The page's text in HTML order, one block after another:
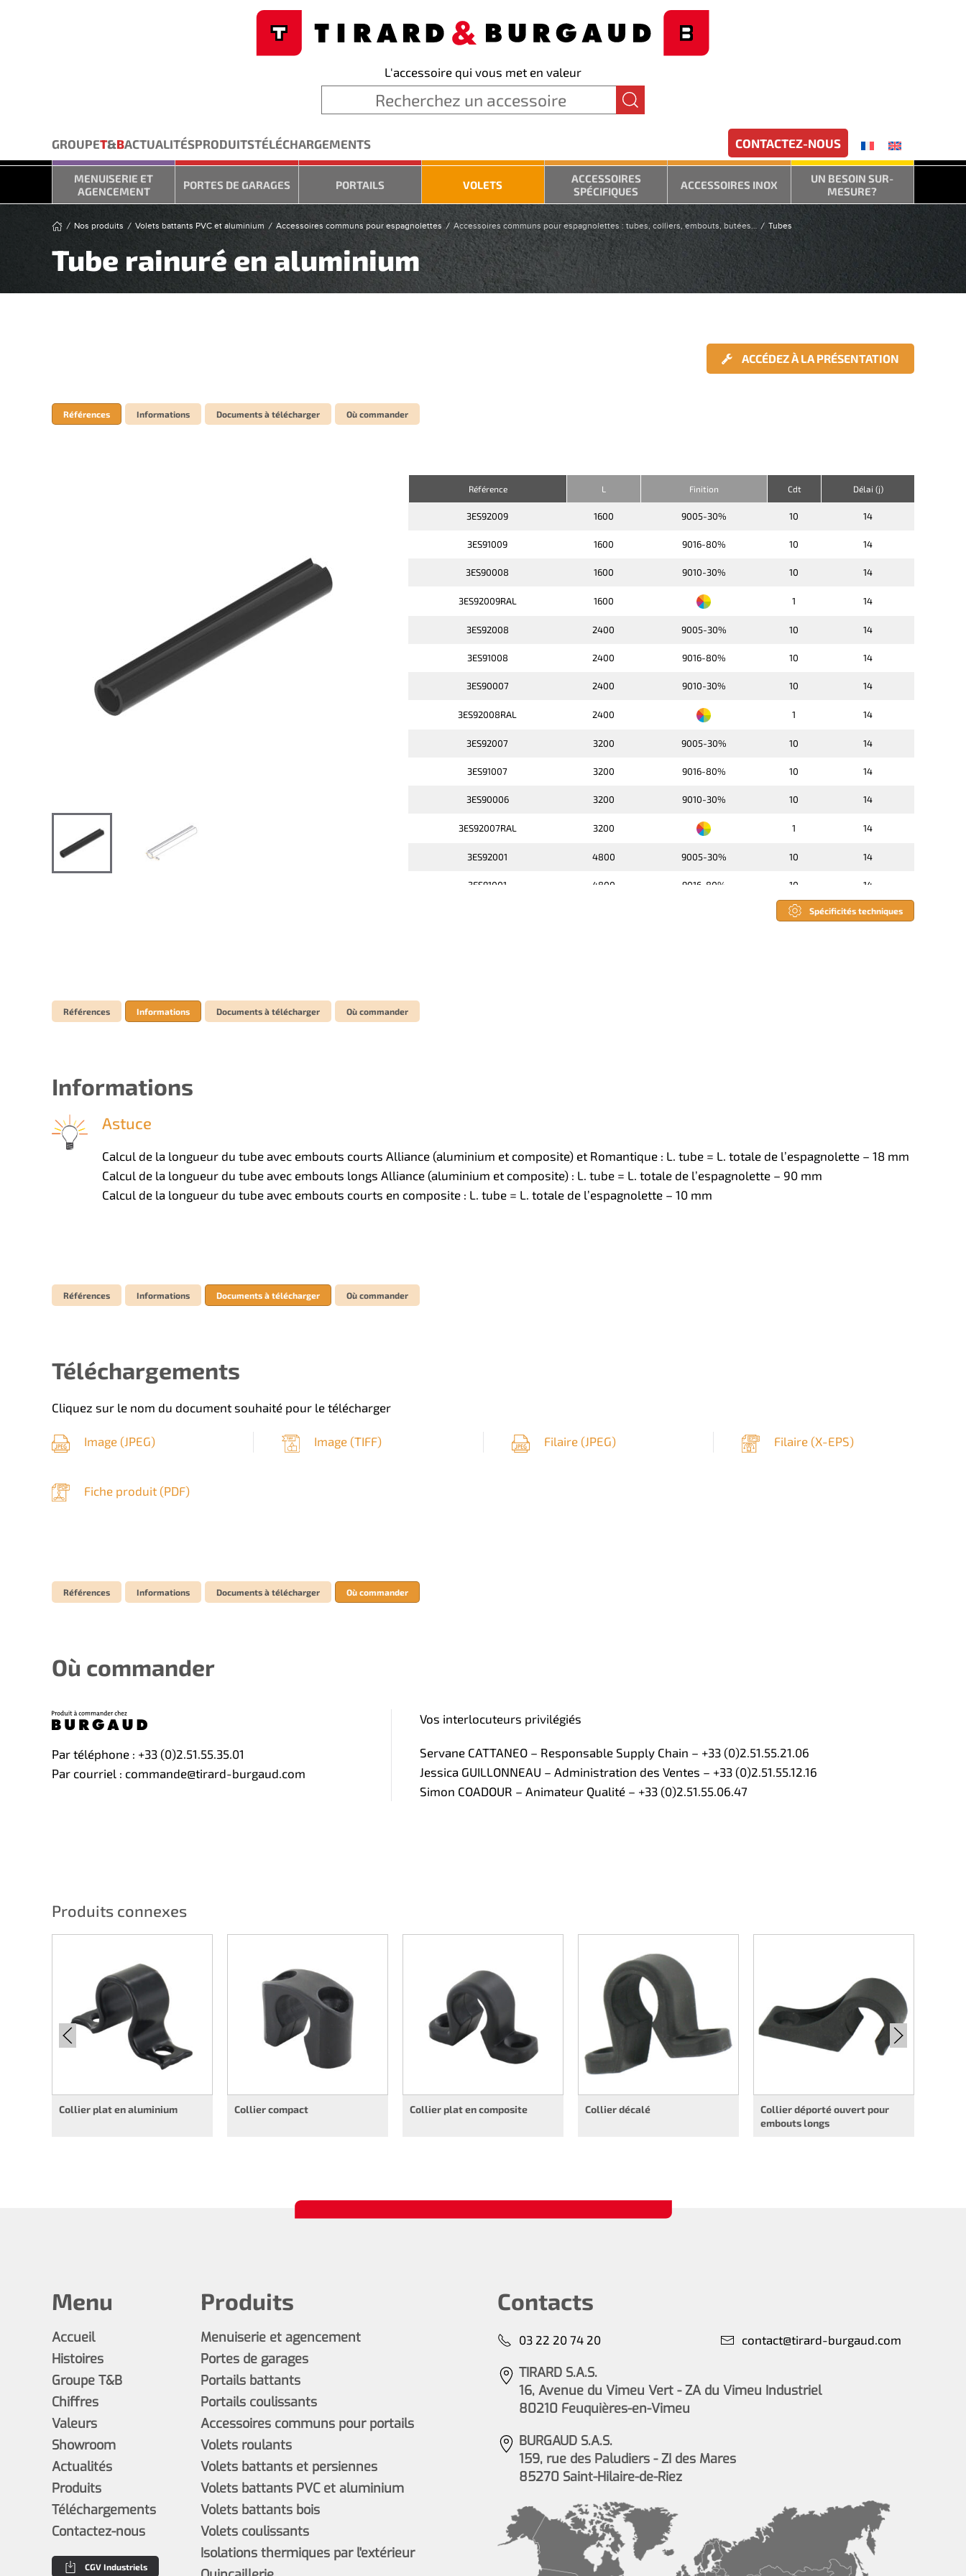
L'accessoire qui vous met en valeur
GROUPET&BACTUALITÉSPRODUITSTÉLÉCHARGEMENTS CONTACTEZ-NOUS
MENUISERIE ET
AGENCEMENT
PORTES DE GARAGES PORTAILS VOLETS
ACCESSOIRES
SPÉCIFIQUES
ACCESSOIRES INOX
UN BESOIN SUR-
MESURE?
Nos produits Volets battants PVC et aluminium Accessoires communs pour espagnolettes Accessoires communs pour espagnolettes : tubes, colliers, embouts, butées… Tubes
Tube rainuré en aluminium
ACCÉDEZ À LA PRÉSENTATION
Références Informations Documents à télécharger Où commander
Référence L Finition Cdt Délai (j)
3ES92009 1600 9005-30% 10 14
3ES91009 1600 9016-80% 10 14
3ES90008 1600 9010-30% 10 14
3ES92009RAL 1600 1 14
3ES92008 2400 9005-30% 10 14
3ES91008 2400 9016-80% 10 14
3ES90007 2400 9010-30% 10 14
3ES92008RAL 2400 1 14
3ES92007 3200 9005-30% 10 14
3ES91007 3200 9016-80% 10 14
3ES90006 3200 9010-30% 10 14
3ES92007RAL 3200 1 14
3ES92001 4800 9005-30% 10 14
3ES91001 4800 9016-80% 10 14
10 14
Spécificités techniques
Références Informations Documents à télécharger Où commander
Informations
Astuce
Calcul de la longueur du tube avec embouts courts Alliance (aluminium et composite) et Romantique : L. tube = L. totale de l’espagnolette – 18 mm
Calcul de la longueur du tube avec embouts longs Alliance (aluminium et composite) : L. tube = L. totale de l’espagnolette – 90 mm
Calcul de la longueur du tube avec embouts courts en composite : L. tube = L. totale de l’espagnolette – 10 mm
Références Informations Documents à télécharger Où commander
Téléchargements
Cliquez sur le nom du document souhaité pour le télécharger
Image (JPEG) Image (TIFF) Filaire (JPEG) Filaire (X-EPS)
Fiche produit (PDF)
Références Informations Documents à télécharger Où commander
Où commander
Par téléphone : +33 (0)2.51.55.35.01
Par courriel : commande@tirard-burgaud.com
Vos interlocuteurs privilégiés
Servane CATTANEO – Responsable Supply Chain – +33 (0)2.51.55.21.06
Jessica GUILLONNEAU – Administration des Ventes – +33 (0)2.51.55.12.16
Simon COADOUR – Animateur Qualité – +33 (0)2.51.55.06.47
Produits connexes
Collier plat en aluminium Collier compact Collier plat en composite Collier décalé
Collier déporté ouvert pour
embouts longs
Produits
Menuiserie et agencement
Portes de garages
Portails battants
Portails coulissants
Accessoires communs pour portails
Volets roulants
Volets battants et persiennes
Volets battants PVC et aluminium
Volets battants bois
Volets coulissants
Isolations thermiques par l'extérieur
Menu
Accueil
Histoires
Groupe T&B
Chiffres
Valeurs
Showroom
Actualités
Produits
Téléchargements
Contactez-nous
CGV Industriels
Contacts
03 22 20 74 20 contact@tirard-burgaud.com
TIRARD S.A.S.
16, Avenue du Vimeu Vert - ZA du Vimeu Industriel
80210 Feuquières-en-Vimeu
BURGAUD S.A.S.
159, rue des Paludiers - ZI des Mares
85270 Saint-Hilaire-de-Riez